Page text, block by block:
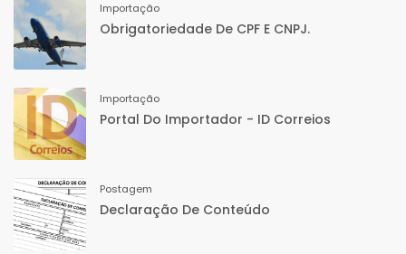
Importação
Obrigatoriedade De CPF E CNPJ.
Importação
Portal Do Importador - ID Correios
Postagem
Declaração De Conteúdo